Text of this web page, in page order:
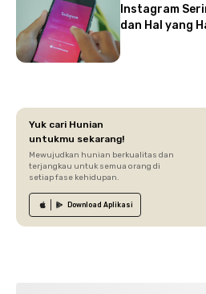
Instagram
dan Hal yang
Yuk cari Hunian
untukmu sekarang!
Mewujudkan hunian berkualitas dan
terjangkau untuk semua orang di
setiap fase kehidupan.
Download Aplikasi